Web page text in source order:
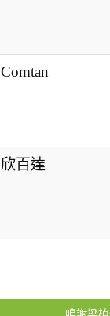
Comtan
欣百達